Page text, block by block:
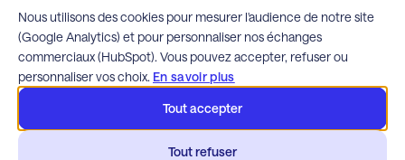
Nous utilisons des cookies pour mesurer l'audience de notre site
(Google Analytics) et pour personnaliser nos échanges
commerciaux (HubSpot). Vous pouvez accepter, refuser ou
personnaliser vos choix. En savoir plus
Tout accepter
Tout refuser